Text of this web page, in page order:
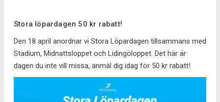
Stora löpardagen 50 kr rabatt!
Den 18 april anordnar vi Stora Löpardagen tillsammans med
Stadium, Midnattsloppet och Lidingöloppet. Det här är
dagen du inte vill missa, anmäl dig idag för 50 kr rabatt!